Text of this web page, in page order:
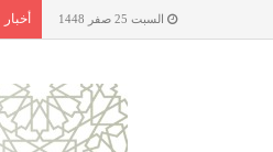
السبت 25 صفر 1448 أخبار